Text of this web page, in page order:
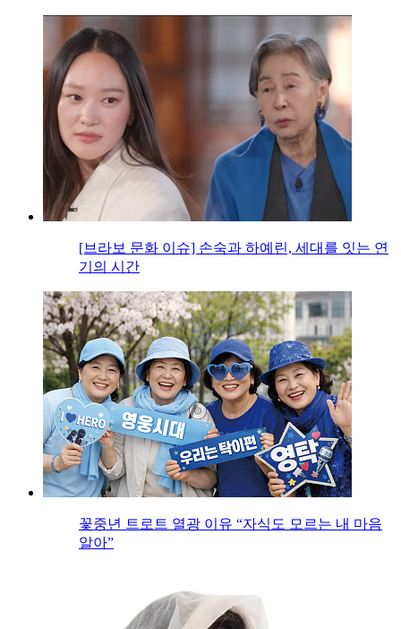
[브라보 문화 이슈] 손숙과 하예린, 세대를 잇는 연
기의 시간
꽃중년 트로트 열광 이유 “자식도 모르는 내 마음
알아”